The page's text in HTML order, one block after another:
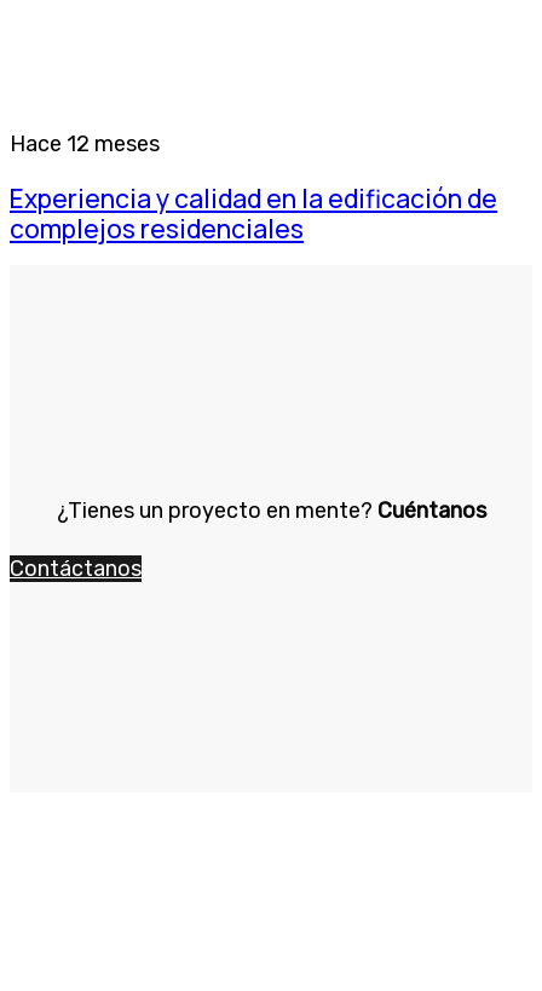
Hace 12 meses
Experiencia y calidad en la edificación de
complejos residenciales
¿Tienes un proyecto en mente? Cuéntanos
Contáctanos